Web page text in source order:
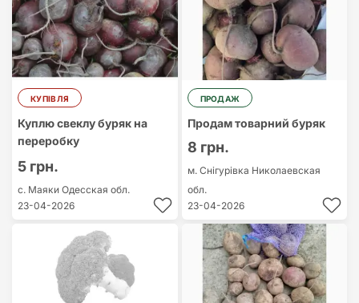
КУПІВЛЯ
Куплю свеклу буряк на
переробку
5 грн.
с. Маяки Одесская обл.
23-04-2026
ПРОДАЖ
Продам товарний буряк
8 грн.
м. Снігурівка Николаевская
обл.
23-04-2026